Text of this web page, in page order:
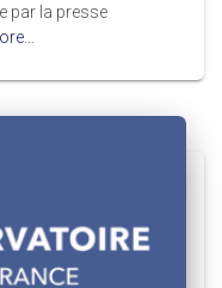
par la presse